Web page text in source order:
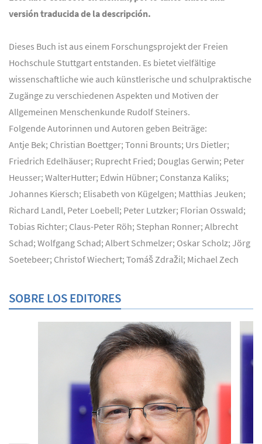
versión traducida de la descripción.
Dieses Buch ist aus einem Forschungsprojekt der Freien
Hochschule Stuttgart entstanden. Es bietet vielfältige
wissenschaftliche wie auch künstlerische und schulpraktische
Zugänge zu verschiedenen Aspekten und Motiven der
Allgemeinen Menschenkunde Rudolf Steiners.
Folgende Autorinnen und Autoren geben Beiträge:
Antje Bek; Christian Boettger; Tonni Brounts; Urs Dietler;
Friedrich Edelhäuser; Ruprecht Fried; Douglas Gerwin; Peter
Heusser; WalterHutter; Edwin Hübner; Constanza Kaliks;
Johannes Kiersch; Elisabeth von Kügelgen; Matthias Jeuken;
Richard Landl, Peter Loebell; Peter Lutzker; Florian Osswald;
Tobias Richter; Claus-Peter Röh; Stephan Ronner; Albrecht
Schad; Wolfgang Schad; Albert Schmelzer; Oskar Scholz; Jörg
Soetebeer; Christof Wiechert; Tomáš Zdražil; Michael Zech
SOBRE LOS EDITORES